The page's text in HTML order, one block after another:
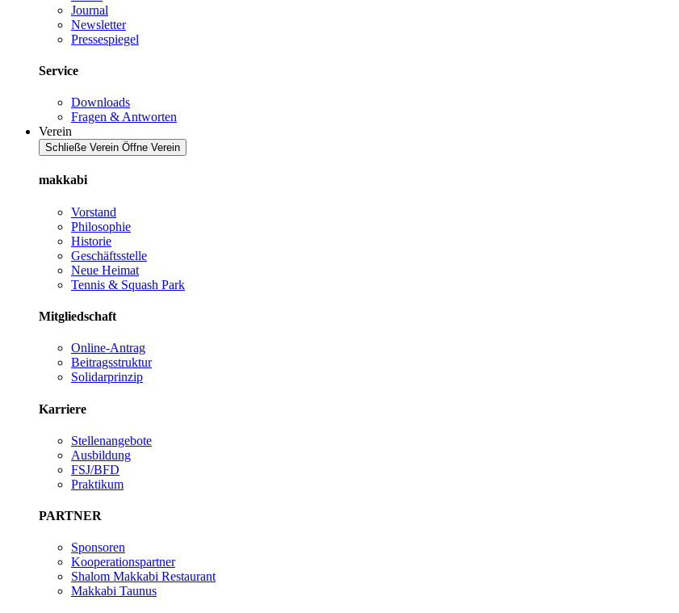
Journal
Newsletter
Pressespiegel
Service
Downloads
Fragen & Antworten
Verein
Schließe Verein Öffne Verein
makkabi
Vorstand
Philosophie
Historie
Geschäftsstelle
Neue Heimat
Tennis & Squash Park
Mitgliedschaft
Online-Antrag
Beitragsstruktur
Solidarprinzip
Karriere
Stellenangebote
Ausbildung
FSJ/BFD
Praktikum
PARTNER
Sponsoren
Kooperationspartner
Shalom Makkabi Restaurant
Makkabi Taunus